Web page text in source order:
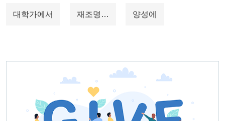
대학가에서 재조명… 양성에